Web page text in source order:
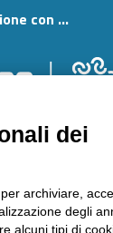
con ...
Commercio
-
dei
archiviare,
degli
alcuni tipi di